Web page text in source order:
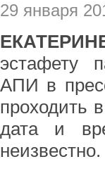
29 января
эстафету
АПИ в
проходить
дата и
неизвестно.